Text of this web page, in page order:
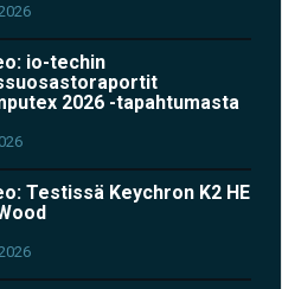
io-techin
2026 -tapahtumasta
Testissä Keychron K2 HE